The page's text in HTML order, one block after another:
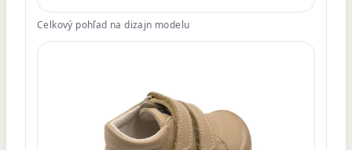
Celkový pohľad na dizajn modelu